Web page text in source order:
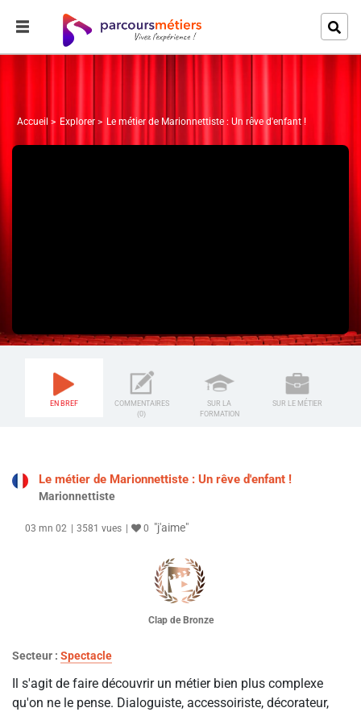
Accueil Explorer Le métier de Marionnettiste : Un rêve d'enfant !
EN BREF
COMMENTAIRES
(0)
SUR LA
FORMATION
SUR LE MÉTIER
Le métier de Marionnettiste : Un rêve d'enfant !
Marionnettiste
03 mn 02 3581 vues 0 "j'aime"
Clap de Bronze
Secteur : Spectacle
Il s'agit de faire découvrir un métier bien plus complexe
qu'on ne le pense. Dialoguiste, accessoiriste, décorateur,